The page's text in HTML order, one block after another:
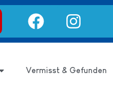
Vermisst & Gefunden